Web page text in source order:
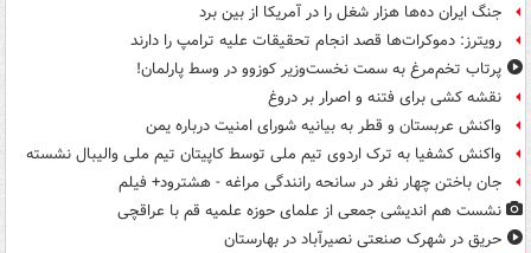
جنگ ایران ده‌ها هزار شغل را در آمریکا از بین برد
رویترز: دموکرات‌ها قصد انجام تحقیقات علیه ترامپ را دارند
پرتاب تخم‌مرغ به سمت نخست‌وزیر کوزوو در وسط پارلمان!
نقشه کشی برای فتنه و اصرار بر دروغ
واکنش عربستان و قطر به بیانیه شورای امنیت درباره یمن
واکنش کشفیا به ترک اردوی تیم ملی توسط کاپیتان تیم ملی والیبال نشسته
جان باختن چهار نفر در سانحه رانندگی مراغه - هشترود+ فیلم
نشست هم اندیشی جمعی از علمای حوزه علمیه قم با عراقچی
حریق در شهرک صنعتی نصیرآباد در بهارستان